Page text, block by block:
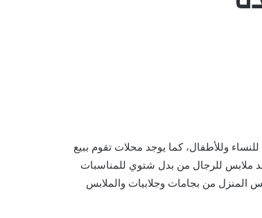
وللأطفال، كما يوجد محلات تقوم ببيع
ملابس للرجال من بدل شتوي للمناسبات
المنزل من بجامات وجلابيات والملابس